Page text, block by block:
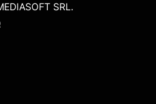
SRL.